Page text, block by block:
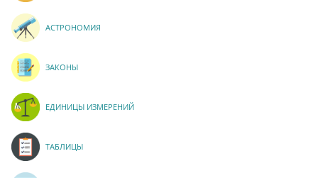
АСТРОНОМИЯ
ЗАКОНЫ
ЕДИНИЦЫ ИЗМЕРЕНИЙ
ТАБЛИЦЫ